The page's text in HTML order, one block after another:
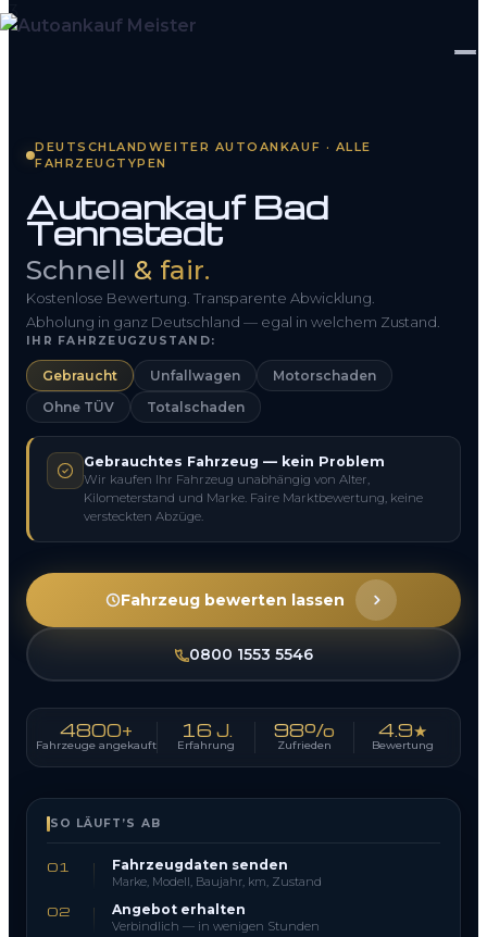
So funktioniert’s
Kontakt
FAQ
0800 1553 5546
DEUTSCHLANDWEITER AUTOANKAUF · ALLE
FAHRZEUGTYPEN
Autoankauf Bad
Tennstedt
Schnell & fair.
Kostenlose Bewertung. Transparente Abwicklung.
Abholung in ganz Deutschland — egal in welchem Zustand.
IHR FAHRZEUGZUSTAND:
Gebraucht Unfallwagen
Motorschaden
Ohne TÜV
Totalschaden
Gebrauchtes Fahrzeug — kein Problem
Wir kaufen Ihr Fahrzeug unabhängig von Alter,
Kilometerstand und Marke. Faire Marktbewertung, keine
versteckten Abzüge.
Fahrzeug bewerten lassen
0800 1553 5546
4800+
Fahrzeuge angekauft
16 J.
Erfahrung
98%
Zufrieden
4.9★
Bewertung
SO LÄUFT’S AB
01 Fahrzeugdaten senden
Marke, Modell, Baujahr, km, Zustand
02 Angebot erhalten
Verbindlich — in wenigen Stunden